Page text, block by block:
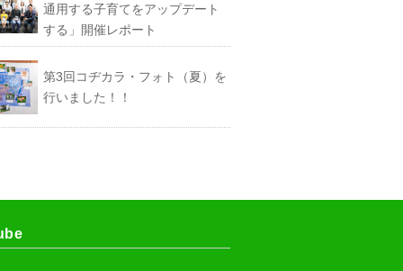
通用する子育てをアップデート
する」開催レポート
第3回コヂカラ・フォト（夏）を
行いました！！